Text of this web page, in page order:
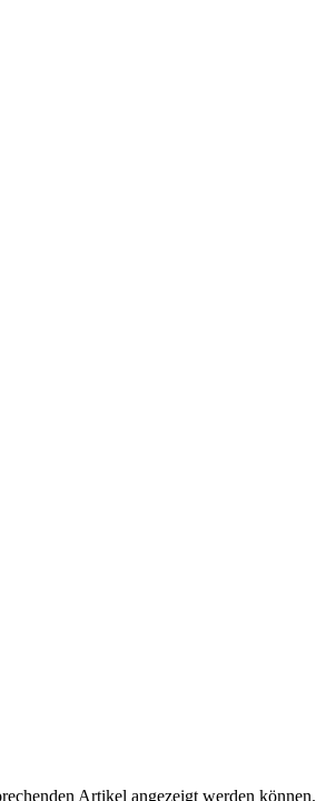
Artikel angezeigt werden können.